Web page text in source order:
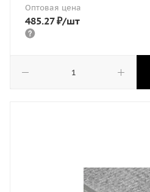
Оптовая цена
485.27₽/шт